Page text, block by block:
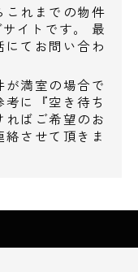
れまでの物件
イトです。 最
てお問い合わ
満室の場合で
に『空き待ち
ばご希望のお
させて頂きま